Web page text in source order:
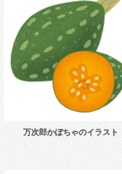
万次郎かぼちゃのイラスト